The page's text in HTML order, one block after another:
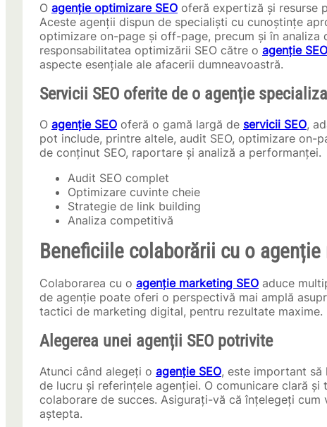
O agenție optimizare SEO oferă expertiză și resurse
Aceste agenții dispun de specialiști cu cunoștințe
optimizare on-page și off-page, precum și în
responsabilitatea optimizării SEO către o agenție SEO
aspecte esențiale ale afacerii dumneavoastră.
Servicii SEO oferite de o agenție
O agenție SEO oferă o gamă largă de servicii SEO,
pot include, printre altele, audit SEO, optimizare
de conținut SEO, raportare și analiză a performanței.
Audit SEO complet
Optimizare cuvinte cheie
Strategie de link building
Analiza competitivă
Beneficiile colaborării cu o agenție
Colaborarea cu o agenție marketing SEO aduce
de agenție poate oferi o perspectivă mai amplă
tactici de marketing digital, pentru rezultate maxime.
Alegerea unei agenții SEO potrivite
Atunci când alegeți o agenție SEO, este important
de lucru și referințele agenției. O comunicare clară
colaborare de succes. Asigurați-vă că înțelegeți
aștepta.